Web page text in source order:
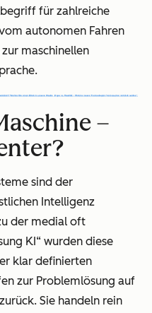
für zahlreiche
autonomen Fahren
maschinellen
–
sind der
Intelligenz
der medial oft
KI“ wurden diese
klar definierten
zur Problemlösung auf
Sie handeln rein